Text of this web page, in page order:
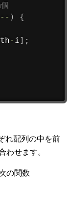
-- )
{
- i] ;
れ配列の中を前
わせます。
の関数